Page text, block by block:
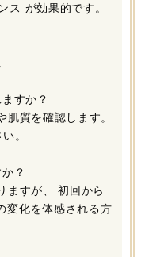
ス が効果的です。
すか？
質を確認します。
。
？
ますが、 初回から
変化を体感される方